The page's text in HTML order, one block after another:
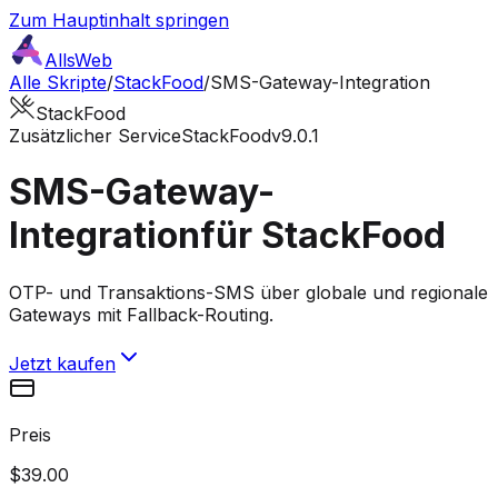
Zum Hauptinhalt springen
AllsWeb
Alle Skripte/StackFood/SMS-Gateway-Integration
StackFood
Zusätzlicher ServiceStackFoodv9.0.1
SMS-Gateway-
Integrationfür StackFood
OTP- und Transaktions-SMS über globale und regionale
Gateways mit Fallback-Routing.
Jetzt kaufen
Preis
$39.00